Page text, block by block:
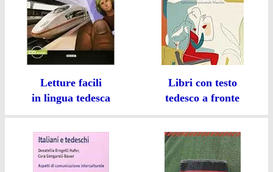
Letture facili
in lingua tedesca
Libri con testo
tedesco a fronte